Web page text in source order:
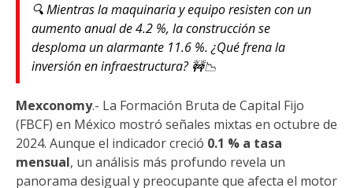
🔍 Mientras la maquinaria y equipo resisten con un
aumento anual de 4.2 %, la construcción se
desploma un alarmante 11.6 %. ¿Qué frena la
inversión en infraestructura? 🚧📉
Mexconomy.- La Formación Bruta de Capital Fijo
(FBCF) en México mostró señales mixtas en octubre de
2024. Aunque el indicador creció 0.1 % a tasa
mensual, un análisis más profundo revela un
panorama desigual y preocupante que afecta el motor